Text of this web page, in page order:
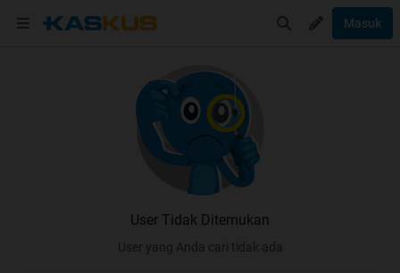
Masuk
User Tidak Ditemukan
User yang Anda cari tidak ada